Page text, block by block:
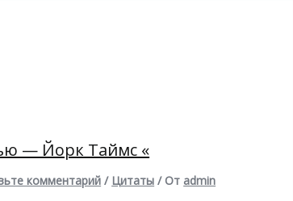
— Йорк Таймс «
комментарий / Цитаты / От admin